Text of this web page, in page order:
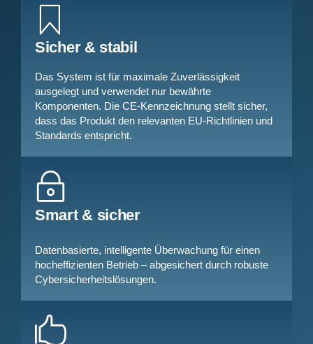
Sicher & stabil
Das System ist für maximale Zuverlässigkeit
ausgelegt und verwendet nur bewährte
Komponenten. Die CE-Kennzeichnung stellt sicher,
dass das Produkt den relevanten EU-Richtlinien und
Standards entspricht.
Smart & sicher
Datenbasierte, intelligente Überwachung für einen
hocheffizienten Betrieb – abgesichert durch robuste
Cybersicherheitslösungen.